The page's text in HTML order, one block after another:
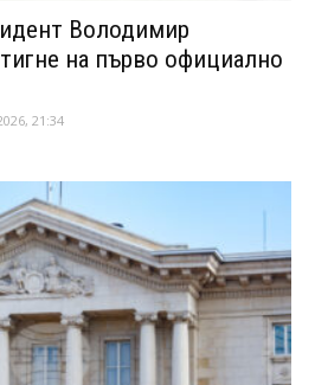
Володимир
на първо официално
21:34